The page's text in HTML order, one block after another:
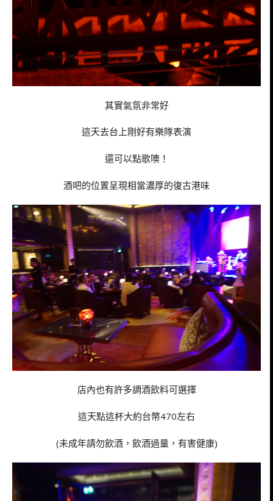
其實氣氛非常好
這天去台上剛好有樂隊表演
還可以點歌噢！
酒吧的位置呈現相當濃厚的復古港味
店內也有許多調酒飲料可選擇
這天點這杯大約台幣470左右
(未成年請勿飲酒，飲酒過量，有害健康)